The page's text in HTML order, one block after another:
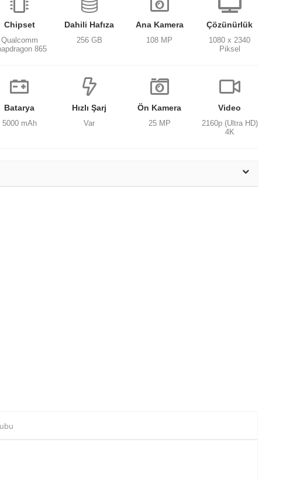
Chipset
Qualcomm
865
Dahili Hafıza
256 GB
Ana Kamera
108 MP
Çözünürlük
1080 x 2340
Piksel
Batarya
5000 mAh
Hızlı Şarj
Var
Ön Kamera
25 MP
Video
2160p (Ultra HD)
4K